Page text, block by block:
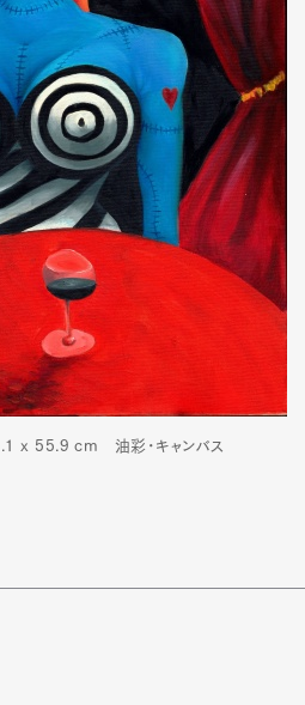
Pen Meet Pen
x 55.9 cm 油彩･キャンバス